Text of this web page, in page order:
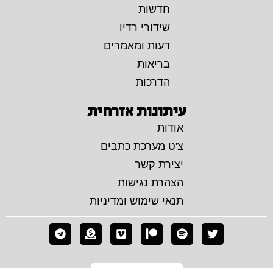
חדשות
שידורי רדיו
דעות ומאמרים
בריאות
הדרכות
עיתונות אזרחית
אודות
צ'ט מערכת כתבים
יצירת קשר
הצהרת נגישות
תנאי שימוש ומדיניות